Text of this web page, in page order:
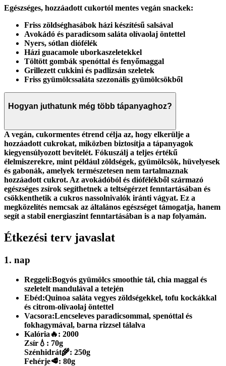
Egészséges, hozzáadott cukortól mentes vegán snackek:
Friss zöldséghasábok házi készítésű salsával
Avokádó és paradicsom saláta olívaolaj öntettel
Nyers, sótlan diófélék
Házi guacamole uborkaszeletekkel
Töltött gombák spenóttal és fenyőmaggal
Grillezett cukkini és padlizsán szeletek
Friss gyümölcssaláta szezonális gyümölcsökből
Hogyan juthatunk még több tápanyaghoz?
A vegán, cukormentes étrend célja az, hogy elkerülje a
hozzáadott cukrokat, miközben biztosítja a tápanyagok
kiegyensúlyozott bevitelét. Fókuszálj a teljes értékű
élelmiszerekre, mint például zöldségek, gyümölcsök, hüvelyesek
és gabonák, amelyek természetesen nem tartalmaznak
hozzáadott cukrot. Az avokádóból és diófélékből származó
egészséges zsírok segíthetnek a teltségérzet fenntartásában és
csökkenthetik a cukros nassolnivalók iránti vágyat. Ez a
megközelítés nemcsak az általános egészséget támogatja, hanem
segít a stabil energiaszint fenntartásában is a nap folyamán.
Étkezési terv javaslat
1. nap
Reggeli:Bogyós gyümölcs smoothie tál, chia maggal és
szeletelt mandulával a tetején
Ebéd:Quinoa saláta vegyes zöldségekkel, tofu kockákkal
és citrom-olívaolaj öntettel
Vacsora:Lencseleves paradicsommal, spenóttal és
fokhagymával, barna rizzsel tálalva
Kalória 🔥: 2000
Zsír 💧: 70g
Szénhidrát🌾: 250g
Fehérje🥩: 80g